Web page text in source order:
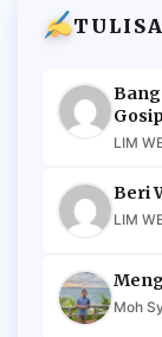
LIM
Beri
LIM
Moh